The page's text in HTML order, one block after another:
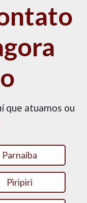
que atuamos ou
Parnaíba
Piripiri